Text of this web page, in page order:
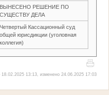
ВЫНЕСЕНО РЕШЕНИЕ ПО
СУЩЕСТВУ ДЕЛА
Четвертый Кассационный суд
общей юрисдикции (уголовная
коллегия)
18.02.2025 13:13, изменено 24.06.2025 17:03